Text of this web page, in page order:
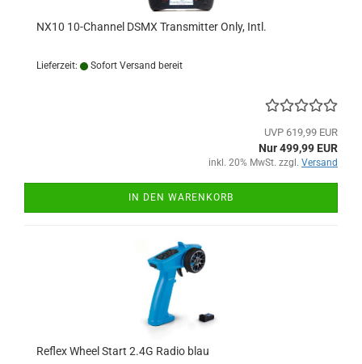
NX10 10-Channel DSMX Transmitter Only, Intl.
Lieferzeit: Sofort Versand bereit
UVP 619,99 EUR
Nur 499,99 EUR
inkl. 20% MwSt. zzgl. Versand
IN DEN WARENKORB
Reflex Wheel Start 2.4G Radio blau